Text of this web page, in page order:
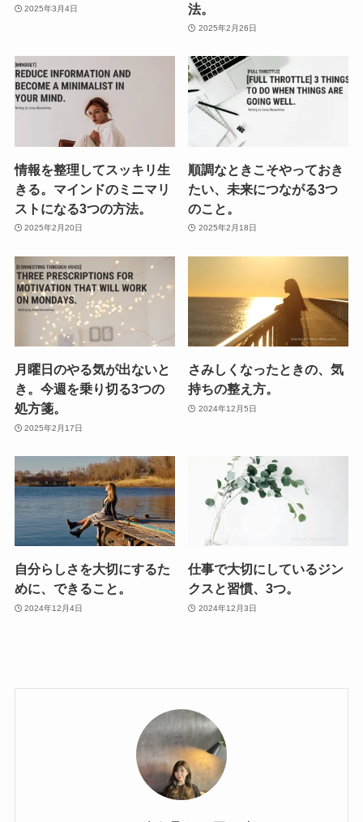
2025年3月4日
法。
2025年2月26日
情報を整理してスッキリ生
きる。マインドのミニマリ
ストになる3つの方法。
2025年2月20日
順調なときこそやっておき
たい、未来につながる3つ
のこと。
2025年2月18日
月曜日のやる気が出ないと
き。今週を乗り切る3つの
処方箋。
2025年2月17日
さみしくなったときの、気
持ちの整え方。
2024年12月5日
自分らしさを大切にするた
めに、できること。
2024年12月4日
仕事で大切にしているジン
クスと習慣、3つ。
2024年12月3日